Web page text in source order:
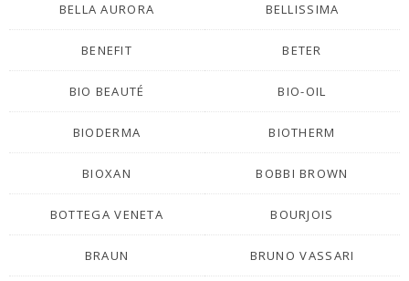
BELLA AURORA BELLISSIMA
BENEFIT BETER
BIO BEAUTÉ BIO-OIL
BIODERMA BIOTHERM
BIOXAN BOBBI BROWN
BOTTEGA VENETA BOURJOIS
BRAUN BRUNO VASSARI